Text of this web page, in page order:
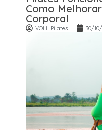
Como
Corporal
VOLL Pilates 30/